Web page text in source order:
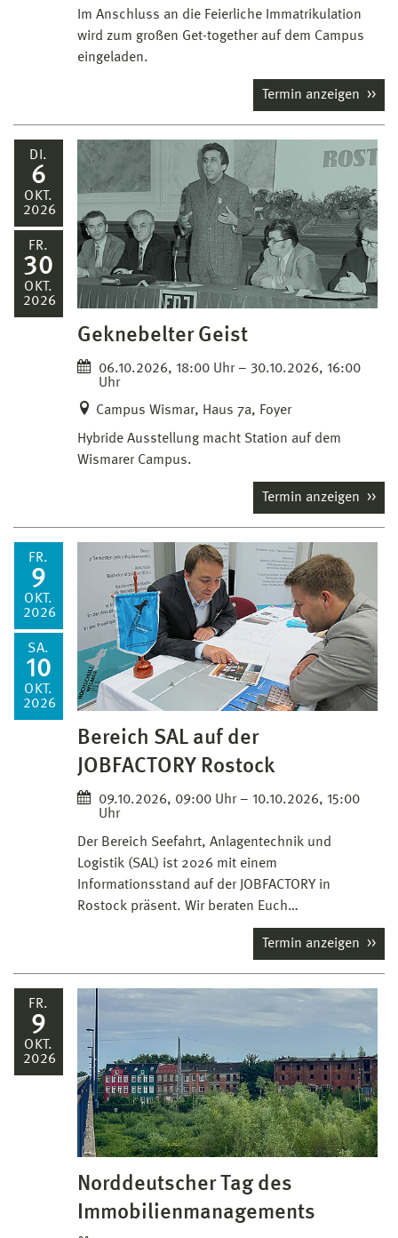
Im Anschluss an die Feierliche Immatrikulation
wird zum großen Get-together auf dem Campus
eingeladen.
Termin anzeigen
DI.
6
OKT.
2026
FR.
30
OKT.
2026
Geknebelter Geist
06.10.2026, 18:00 Uhr – 30.10.2026, 16:00
Uhr
Campus Wismar, Haus 7a, Foyer
Hybride Ausstellung macht Station auf dem
Wismarer Campus.
Termin anzeigen
FR.
9
OKT.
2026
SA.
10
OKT.
2026
Bereich SAL auf der
JOBFACTORY Rostock
09.10.2026, 09:00 Uhr – 10.10.2026, 15:00
Uhr
Der Bereich Seefahrt, Anlagentechnik und
Logistik (SAL) ist 2026 mit einem
Informationsstand auf der JOBFACTORY in
Rostock präsent. Wir beraten Euch…
Termin anzeigen
FR.
9
OKT.
2026
Norddeutscher Tag des
Immobilienmanagements